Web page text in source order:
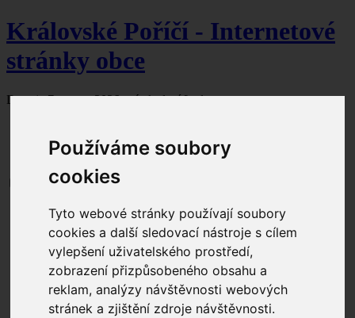
Používáme soubory
cookies
Tyto webové stránky používají soubory
cookies a další sledovací nástroje s cílem
vylepšení uživatelského prostředí,
zobrazení přizpůsobeného obsahu a
reklam, analýzy návštěvnosti webových
stránek a zjištění zdroje návštěvnosti.
Královské Poříčí - Internetové
stránky obce
Dnes je7. srpna 2026svátek slaví Lada.
Aktuální dění
Obecní úřad
Úřední hodiny
Kontakty
Zastupitelstvo
Seznam čerpaných dotací
Dokumenty ke stažení
Formuláře ke stažení